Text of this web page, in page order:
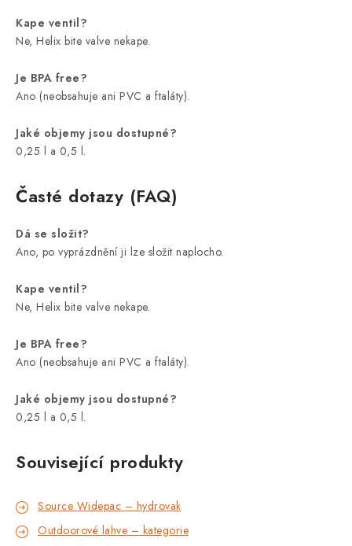
Kape ventil?
Ne, Helix bite valve nekape.
Je BPA free?
Ano (neobsahuje ani PVC a ftaláty).
Jaké objemy jsou dostupné?
0,25 l a 0,5 l.
Časté dotazy (FAQ)
Dá se složit?
Ano, po vyprázdnění ji lze složit naplocho.
Kape ventil?
Ne, Helix bite valve nekape.
Je BPA free?
Ano (neobsahuje ani PVC a ftaláty).
Jaké objemy jsou dostupné?
0,25 l a 0,5 l.
Související produkty
Source Widepac – hydrovak
Outdoorové lahve – kategorie